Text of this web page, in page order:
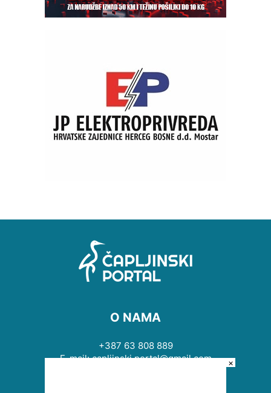
O NAMA
+387 63 808 889
E-mail: capljinski.portal@gmail.com
×